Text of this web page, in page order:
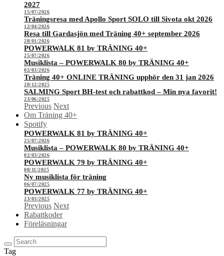
2027
15/07/2026
Träningsresa med Apollo Sport SOLO till Sivota okt 2026
12/04/2026
Resa till Gardasjön med Träning 40+ september 2026
28/01/2026
POWERWALK 81 by TRÄNING 40+
25/07/2026
Musiklista – POWERWALK 80 by TRÄNING 40+
02/03/2026
Träning 40+ ONLINE TRÄNING upphör den 31 jan 2026
20/12/2025
SALMING Sport BH-test och rabattkod – Min nya favorit!
23/06/2025
Previous Next
Om Träning 40+
Spotify
POWERWALK 81 by TRÄNING 40+
25/07/2026
Musiklista – POWERWALK 80 by TRÄNING 40+
02/03/2026
POWERWALK 79 by TRÄNING 40+
08/11/2025
Ny musiklista för träning
06/07/2025
POWERWALK 77 by TRÄNING 40+
23/03/2025
Previous Next
Rabattkoder
Föreläsningar
Tag